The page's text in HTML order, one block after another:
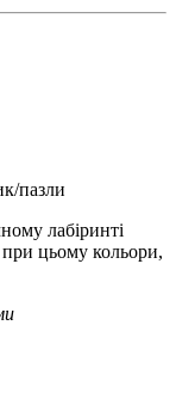
пазли
лабіринті
цьому кольори,